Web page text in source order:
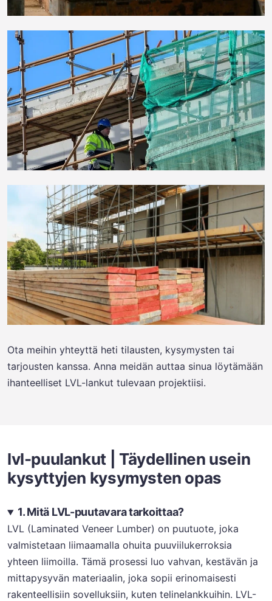
Ota meihin yhteyttä heti tilausten, kysymysten tai
tarjousten kanssa. Anna meidän auttaa sinua löytämään
ihanteelliset LVL-lankut tulevaan projektiisi.
lvl-puulankut | Täydellinen usein
kysyttyjen kysymysten opas
1. Mitä LVL-puutavara tarkoittaa?
LVL (Laminated Veneer Lumber) on puutuote, joka
valmistetaan liimaamalla ohuita puuviilukerroksia
yhteen liimoilla. Tämä prosessi luo vahvan, kestävän ja
mittapysyvän materiaalin, joka sopii erinomaisesti
rakenteellisiin sovelluksiin, kuten telinelankkuihin. LVL-